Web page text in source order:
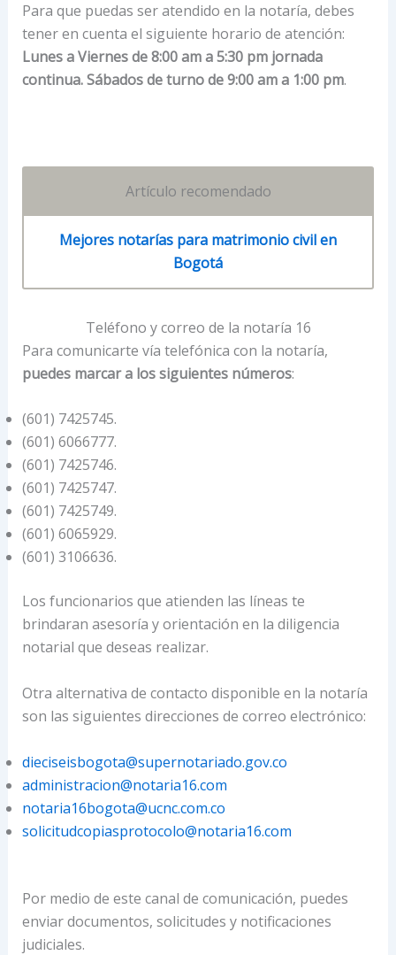
Para que puedas ser atendido en la notaría, debes
tener en cuenta el siguiente horario de atención:
Lunes a Viernes de 8:00 am a 5:30 pm jornada
continua. Sábados de turno de 9:00 am a 1:00 pm.
Artículo recomendado
Mejores notarías para matrimonio civil en
Bogotá
Teléfono y correo de la notaría 16
Para comunicarte vía telefónica con la notaría,
puedes marcar a los siguientes números:
(601) 7425745.
(601) 6066777.
(601) 7425746.
(601) 7425747.
(601) 7425749.
(601) 6065929.
(601) 3106636.
Los funcionarios que atienden las líneas te
brindaran asesoría y orientación en la diligencia
notarial que deseas realizar.
Otra alternativa de contacto disponible en la notaría
son las siguientes direcciones de correo electrónico:
dieciseisbogota@supernotariado.gov.co
administracion@notaria16.com
notaria16bogota@ucnc.com.co
solicitudcopiasprotocolo@notaria16.com
Por medio de este canal de comunicación, puedes
enviar documentos, solicitudes y notificaciones
judiciales.